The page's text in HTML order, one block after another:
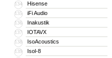
134 Hisense
135 iFi Audio
136 Inakustik
137 IOTAVX
138 IsoAcoustics
139 Isol-8